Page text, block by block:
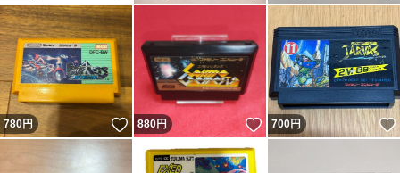
780円 いいね！
880円 いいね！
700円